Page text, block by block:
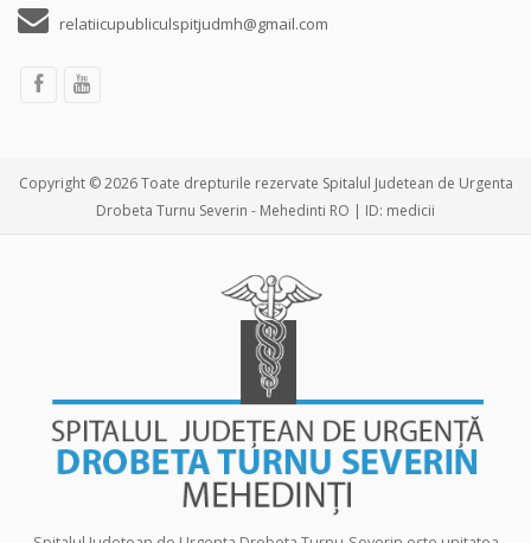
relatiicupubliculspitjudmh@gmail.com
Copyright © 2026 Toate drepturile rezervate Spitalul Judetean de Urgenta
Drobeta Turnu Severin - Mehedinti RO | ID: medicii